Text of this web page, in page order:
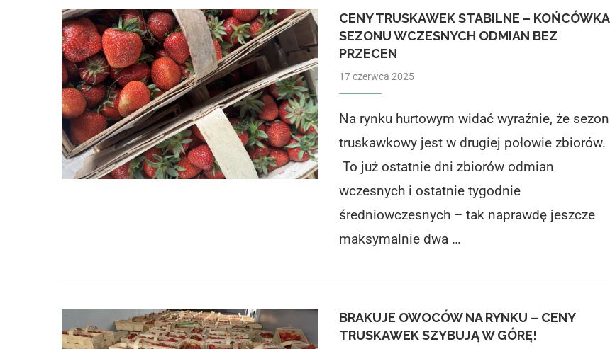
CENY TRUSKAWEK STABILNE – KOŃCÓWKA
SEZONU WCZESNYCH ODMIAN BEZ
PRZECEN
17 czerwca 2025
Na rynku hurtowym widać wyraźnie, że sezon
truskawkowy jest w drugiej połowie zbiorów.
To już ostatnie dni zbiorów odmian
wczesnych i ostatnie tygodnie
średniowczesnych – tak naprawdę jeszcze
maksymalnie dwa …
BRAKUJE OWOCÓW NA RYNKU – CENY
TRUSKAWEK SZYBUJĄ W GÓRĘ!